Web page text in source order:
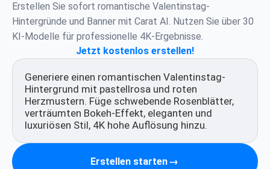
Erstellen Sie sofort romantische Valentinstag-
Hintergründe und Banner mit Carat AI. Nutzen Sie über 30
KI-Modelle für professionelle 4K-Ergebnisse.
Jetzt kostenlos erstellen!
Erstellen starten →